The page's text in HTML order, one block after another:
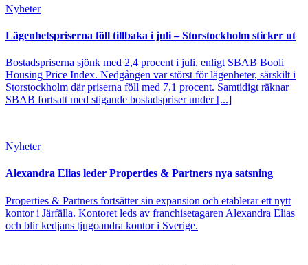
Nyheter
Lägenhetspriserna föll tillbaka i juli – Storstockholm sticker ut
Bostadspriserna sjönk med 2,4 procent i juli, enligt SBAB Booli
Housing Price Index. Nedgången var störst för lägenheter, särskilt i
Storstockholm där priserna föll med 7,1 procent. Samtidigt räknar
SBAB fortsatt med stigande bostadspriser under [...]
Nyheter
Alexandra Elias leder Properties & Partners nya satsning
Properties & Partners fortsätter sin expansion och etablerar ett nytt
kontor i Järfälla. Kontoret leds av franchisetagaren Alexandra Elias
och blir kedjans tjugoandra kontor i Sverige.